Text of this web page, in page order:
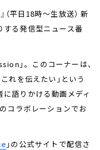
平日18時～生放送） 新
する発信型ニュース番
」。 このコーナーは、
これを伝えたい」という
に語りかける動画メディ
のコラボレーションでお
」の公式サイトで配信さ